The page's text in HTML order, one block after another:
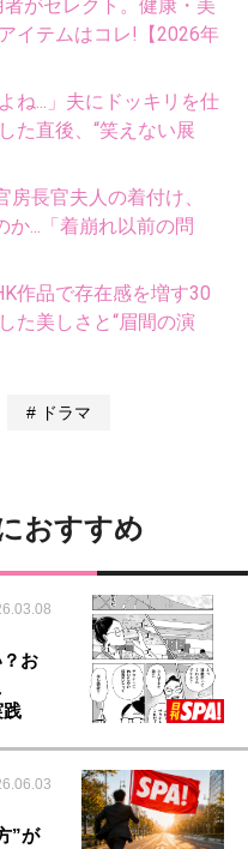
がセレクト。健康・美
イテムはコレ!【2026年
ね...」夫にドッキリを仕
た直後、“笑えない展
長官夫人の着付け、
か...「着崩れ以前の問
作品で存在感を増す30
た美しさと“眉間の演
ドラマ
おすすめ
お
践
”が